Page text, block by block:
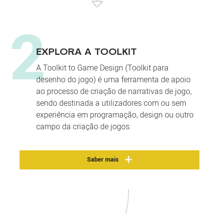
2EXPLORA A TOOLKIT
A Toolkit to Game Design (Toolkit para
desenho do jogo) é uma ferramenta de apoio
ao processo de criação de narrativas de jogo,
sendo destinada a utilizadores com ou sem
experiência em programação, design ou outro
campo da criação de jogos.
Saber mais